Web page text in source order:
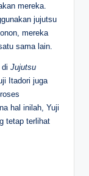
mereka.
jujutsu
mereka
sama lain.
Jujutsu
Itadori juga
hal inilah, Yuji
tetap terlihat